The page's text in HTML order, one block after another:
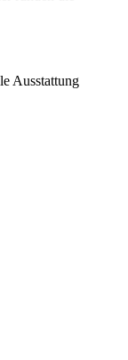
Ausstattung